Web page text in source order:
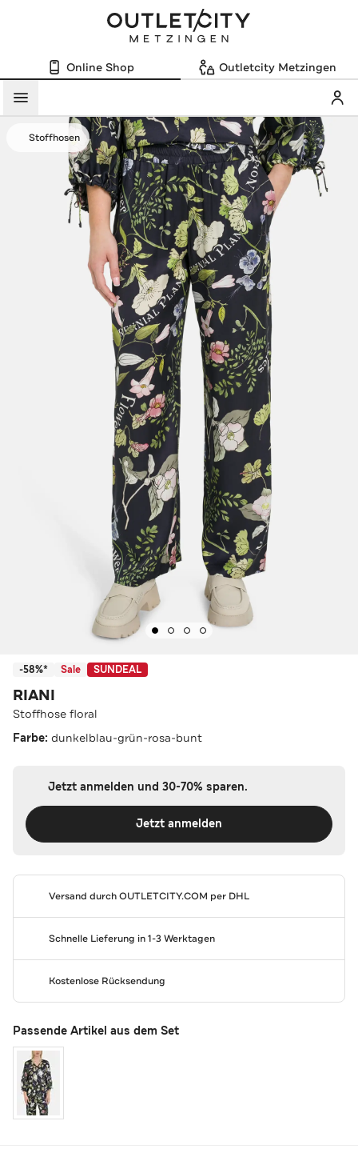
Online Shop Outletcity Metzingen
Menü
Stoffhosen
-58%* Sale SUNDEAL
RIANI
Stoffhose floral
Farbe: dunkelblau-grün-rosa-bunt
Jetzt anmelden und 30-70% sparen.
Jetzt anmelden
Versand durchOUTLETCITY.COM per DHL
Schnelle Lieferung in 1-3 Werktagen
Kostenlose Rücksendung
Passende Artikel aus dem Set